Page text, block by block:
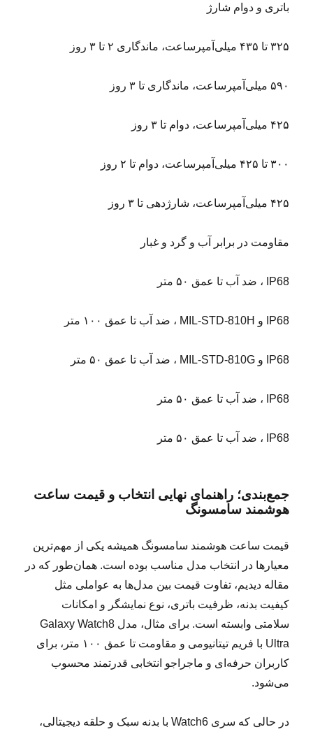
باتری و دوام شارژ
۳۲۵ تا ۴۳۵ میلی‌آمپرساعت، ماندگاری ۲ تا ۳ روز
۵۹۰ میلی‌آمپرساعت، ماندگاری تا ۳ روز
۴۲۵ میلی‌آمپرساعت، دوام تا ۳ روز
۳۰۰ تا ۴۲۵ میلی‌آمپرساعت، دوام تا ۲ روز
۴۲۵ میلی‌آمپرساعت، شارژدهی تا ۳ روز
مقاومت در برابر آب و گرد و غبار
IP68 ، ضد آب تا عمق ۵۰ متر
IP68 و MIL-STD-810H ، ضد آب تا عمق ۱۰۰ متر
IP68 و MIL-STD-810G ، ضد آب تا عمق ۵۰ متر
IP68 ، ضد آب تا عمق ۵۰ متر
IP68 ، ضد آب تا عمق ۵۰ متر
جمع‌بندی؛ راهنمای نهایی انتخاب و قیمت ساعت
هوشمند سامسونگ
قیمت ساعت هوشمند سامسونگ همیشه یکی از مهم‌ترین
معیارها در انتخاب مدل مناسب بوده است. همان‌طور که در
مقاله دیدیم، تفاوت قیمت بین مدل‌ها به عواملی مثل
کیفیت بدنه، ظرفیت باتری، نوع نمایشگر و امکانات
سلامتی وابسته است. برای مثال، مدل Galaxy Watch8
Ultra با فریم تیتانیومی و مقاومت تا عمق ۱۰۰ متر، برای
کاربران حرفه‌ای و ماجراجو انتخابی قدرتمند محسوب
می‌شود.
در حالی که سری Watch6 با بدنه سبک و حلقه دیجیتالی،